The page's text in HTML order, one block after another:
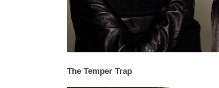
The Temper Trap